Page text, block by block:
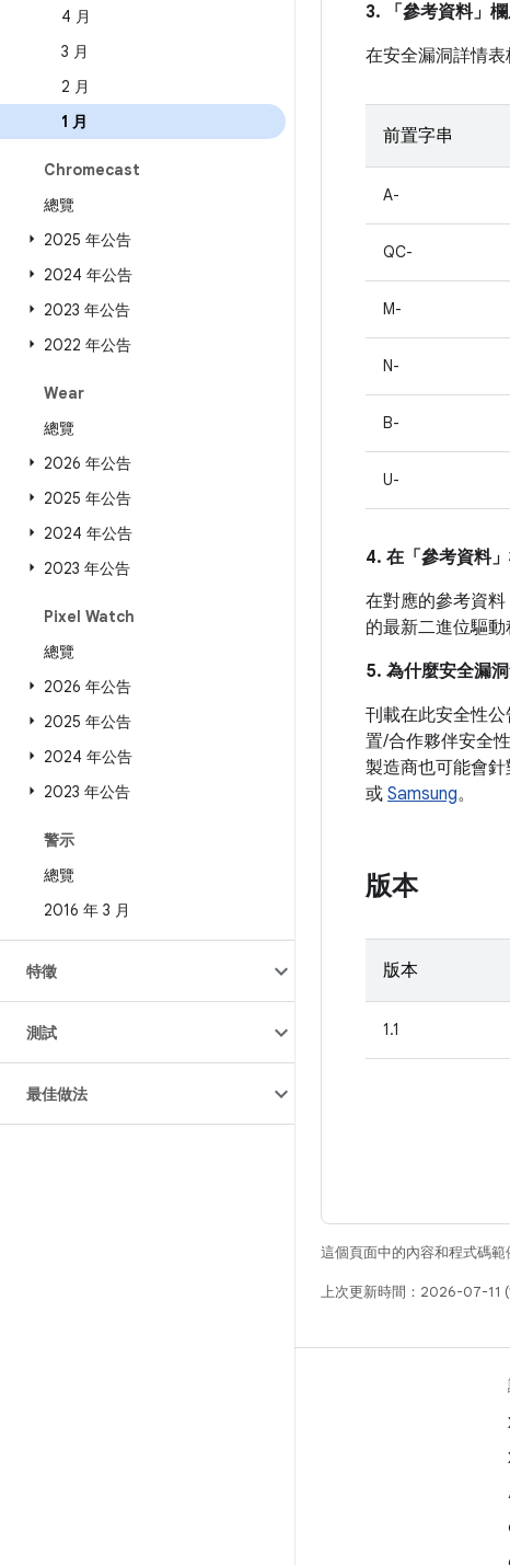
4 月
3 月
2 月
1 月
Chromecast
總覽
2025 年公告
2024 年公告
2023 年公告
2022 年公告
Wear
總覽
2026 年公告
2025 年公告
2024 年公告
2023 年公告
Pixel Watch
總覽
2026 年公告
2025 年公告
2024 年公告
2023 年公告
警示
總覽
2016 年 3 月
特徵
測試
最佳做法
3. 「參考資料」
在安全漏洞詳情表
前置字串
A-
QC-
M-
N-
B-
U-
4. 在「參考資料」
在對應的參考資
的最新二進位驅
5. 為什麼安全漏
刊載在此安全性
置/合作夥伴安全
製造商也可能會
或 Samsung。
版本
版本
1.1
這個頁面中的內容和程式碼範
上次更新時間：2026-07-11 (